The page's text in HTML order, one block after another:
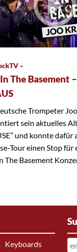
–
The Basement
Trompeter
sein aktuelles
und konnte dafür
Tour einen Stop für
The Basement
Keyboards